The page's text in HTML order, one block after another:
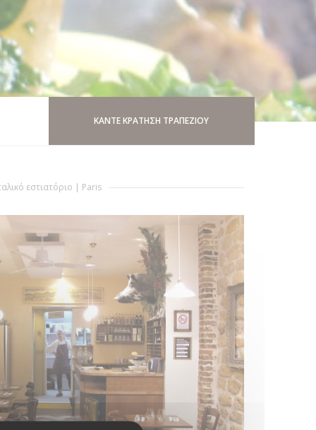
ΚΆΝΤΕ ΚΡΆΤΗΣΗ ΤΡΑΠΕΖΙΟΎ
εστιατόριο | Paris